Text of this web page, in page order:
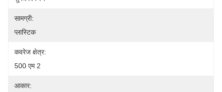
सामग्री:
प्लास्टिक
कवरेज क्षेत्र:
500 एम 2
आकार: